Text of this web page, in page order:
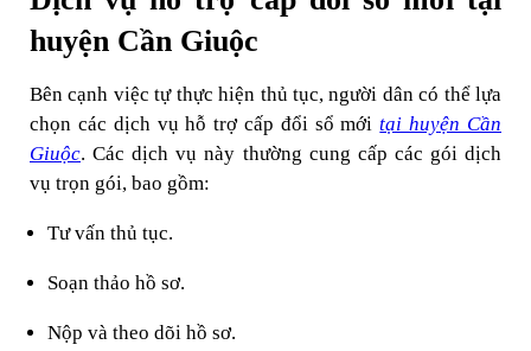
huyện Cần Giuộc
Bên cạnh việc tự thực hiện thủ tục, người dân có thể lựa
chọn các dịch vụ hỗ trợ cấp đổi sổ mớitại huyện Cần
Giuộc. Các dịch vụ này thường cung cấp các gói dịch
vụ trọn gói, bao gồm:
Tư vấn thủ tục.
Soạn thảo hồ sơ.
Nộp và theo dõi hồ sơ.